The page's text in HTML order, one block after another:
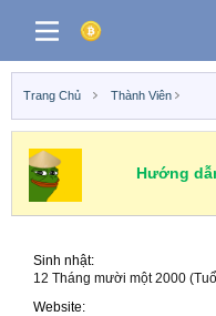
Trang Chủ Thành Viên
Hướng
Sinh nhật
12 Tháng mười một 2000
Website